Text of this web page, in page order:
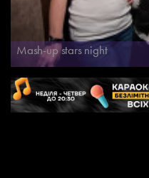
Mash-up stars night